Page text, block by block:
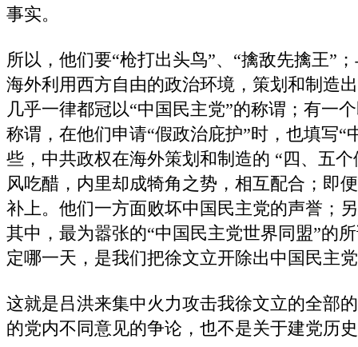
事实。
所以，他们要“枪打出头鸟”、“擒敌先擒王”
海外利用西方自由的政治环境，策划和制造
几乎一律都冠以“中国民主党”的称谓；有一
称谓，在他们申请“假政治庇护”时，也填写“
些，中共政权在海外策划和制造的 “四、五
风吃醋，内里却成犄角之势，相互配合；即
补上。他们一方面败坏中国民主党的声誉；
其中，最为嚣张的“中国民主党世界同盟”的
定哪一天，是我们把徐文立开除出中国民主
这就是吕洪来集中火力攻击我徐文立的全部
的党内不同意见的争论，也不是关于建党历